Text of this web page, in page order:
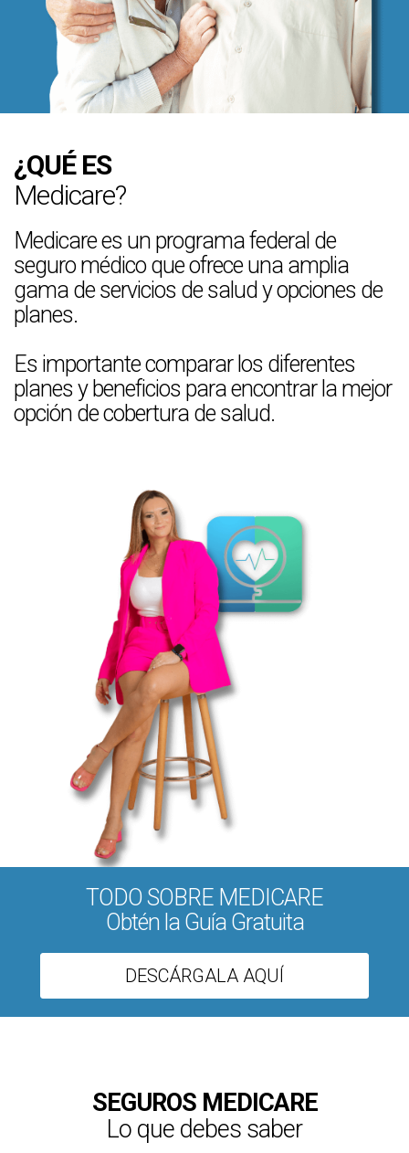
¿QUÉ ES
Medicare?
Medicare es un programa federal de
seguro médico que ofrece una amplia
gama de servicios de salud y opciones de
planes.
Es importante comparar los diferentes
planes y beneficios para encontrar la mejor
opción de cobertura de salud.
TODO SOBRE MEDICARE
Obtén la Guía Gratuita
DESCÁRGALA AQUÍ
SEGUROS MEDICARE
Lo que debes saber